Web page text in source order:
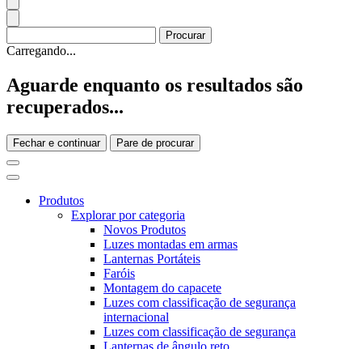
Carregando...
Aguarde enquanto os resultados são
recuperados...
Fechar e continuar Pare de procurar
Produtos
Explorar por categoria
Novos Produtos
Luzes montadas em armas
Lanternas Portáteis
Faróis
Montagem do capacete
Luzes com classificação de segurança
internacional
Luzes com classificação de segurança
Lanternas de ângulo reto